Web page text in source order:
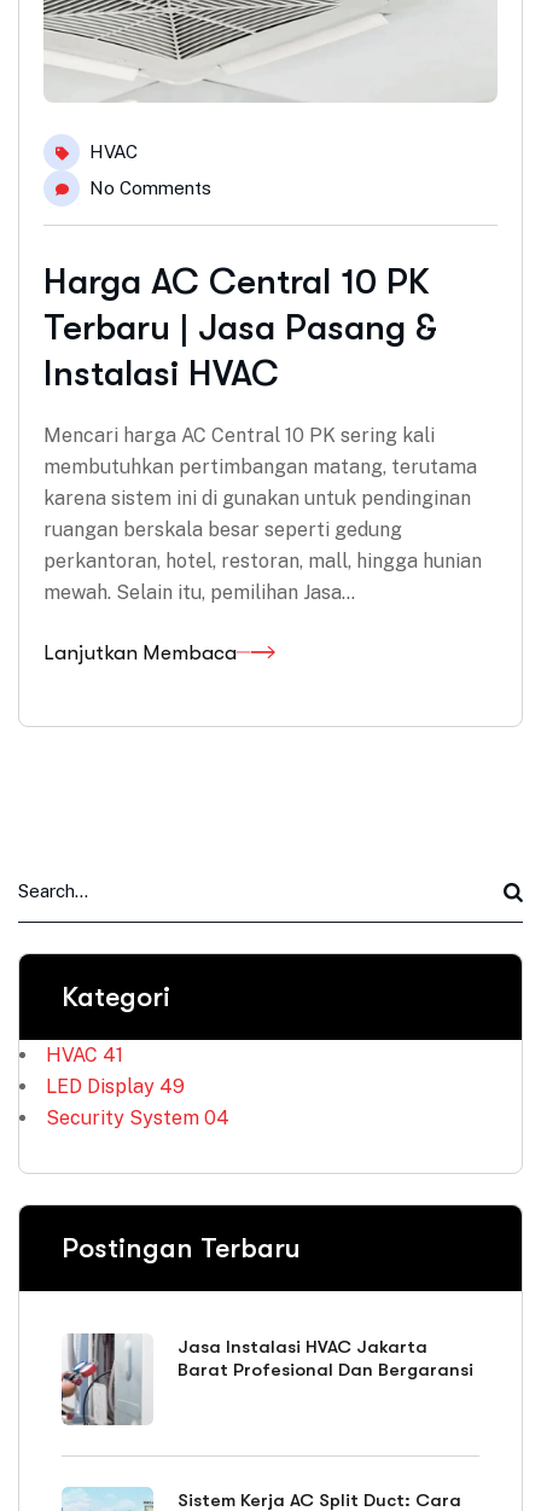
HVAC
No Comments
Harga AC Central 10 PK
Terbaru | Jasa Pasang &
Instalasi HVAC
Mencari harga AC Central 10 PK sering kali
membutuhkan pertimbangan matang, terutama
karena sistem ini di gunakan untuk pendinginan
ruangan berskala besar seperti gedung
perkantoran, hotel, restoran, mall, hingga hunian
mewah. Selain itu, pemilihan Jasa…
Lanjutkan Membaca
Kategori
HVAC 41
LED Display 49
Security System 04
Postingan Terbaru
Jasa Instalasi HVAC Jakarta
Barat Profesional Dan Bergaransi
Sistem Kerja AC Split Duct: Cara